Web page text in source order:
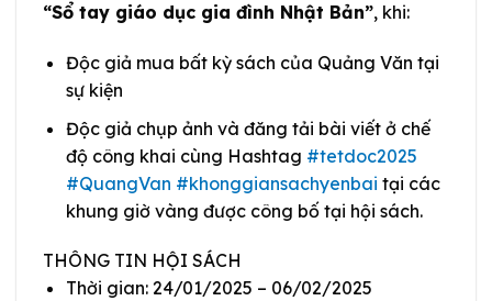
“Sổ tay giáo dục gia đình Nhật Bản”, khi:
Độc giả mua bất kỳ sách của Quảng Văn tại
sự kiện
Độc giả chụp ảnh và đăng tải bài viết ở chế
độ công khai cùng Hashtag #tetdoc2025
#QuangVan #khonggiansachyenbai tại các
khung giờ vàng được công bố tại hội sách.
THÔNG TIN HỘI SÁCH
Thời gian: 24/01/2025 – 06/02/2025